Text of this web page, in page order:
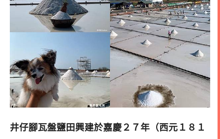
井仔腳瓦盤鹽田興建於嘉慶２７年（西元１８１